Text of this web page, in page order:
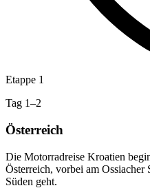
Etappe 1
Tag 1–2
Österreich
Die Motorradreise Kroatien
Österreich, vorbei am Ossiacher
Süden geht.